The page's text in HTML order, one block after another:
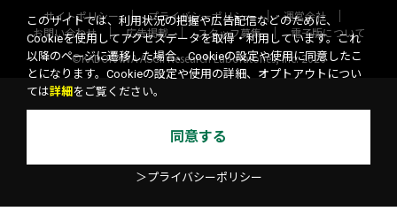
サイトポリシー プライバシーポリシー
運営会社
お問い合わせ
広告掲載 スタッフ募集
電子版について
©KADOKAWA ASCII Research Laboratories, Inc. 2026
このサイトでは、利用状況の把握や広告配信などのために、
Cookieを使用してアクセスデータを取得・利用しています。これ
以降のページに遷移した場合、Cookieの設定や使用に同意したこ
とになります。Cookieの設定や使用の詳細、オプトアウトについ
ては詳細 をご覧ください。
同意する
＞プライバシーポリシー